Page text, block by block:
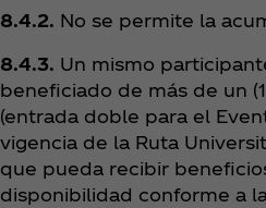
8.4.2. No se permite la
8.4.3. Un mismo
beneficiado de más de un
(entrada doble para el
vigencia de la Ruta
que pueda recibir
disponibilidad conforme a